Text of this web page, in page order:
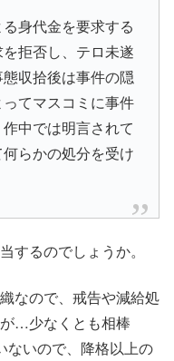
身代金を要求する
拒否し、テロ未遂
収拾後は事件の隠
てマスコミに事件
中では明言されて
らかの処分を受け
するのでしょうか。
なので、戒告や減給処
が…少なくとも相棒
ないので、降格以上の